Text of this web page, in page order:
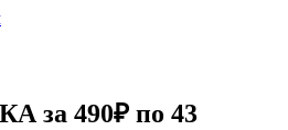
за 490₽ по 43